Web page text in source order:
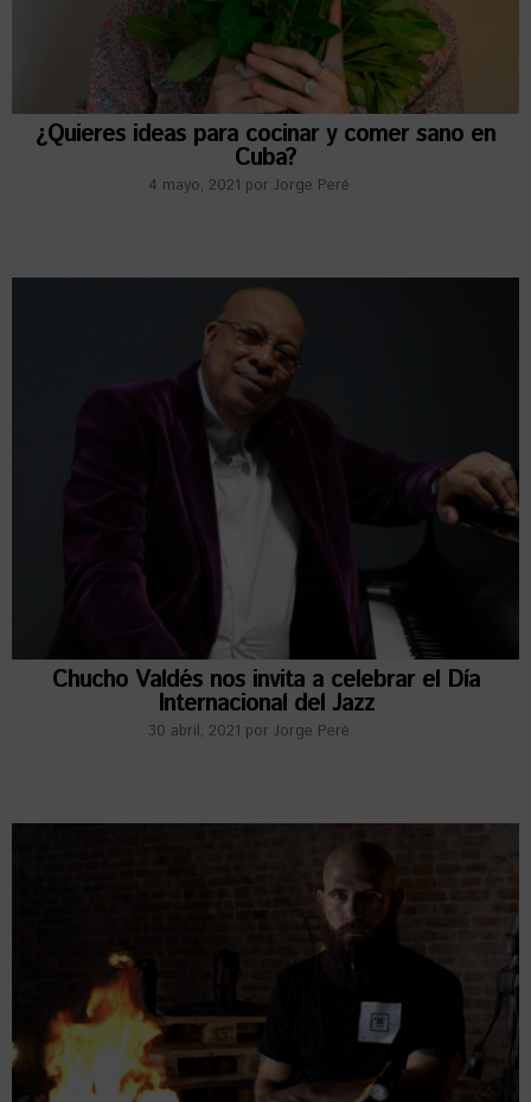
¿Quieres ideas para cocinar y comer sano en
Cuba?
4 mayo, 2021 por Jorge Peré
Chucho Valdés nos invita a celebrar el Día
Internacional del Jazz
30 abril, 2021 por Jorge Peré